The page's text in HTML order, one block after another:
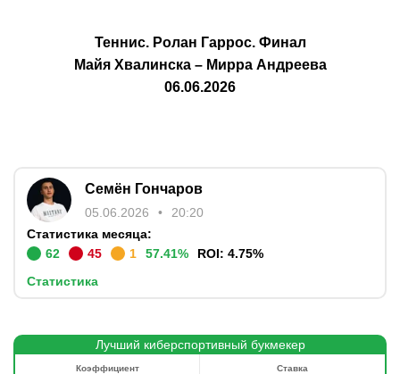
Теннис. Ролан Гаррос. Финал
Майя Хвалинска – Мирра Андреева
06.06.2026
Семён Гончаров
05.06.2026
20:20
Статистика месяца:
62
45 1 57.41% ROI: 4.75%
Статистика
Лучший киберспортивный букмекер
Коэффициент Ставка